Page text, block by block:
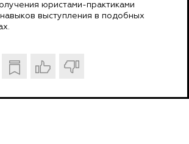
юристами-практиками
выступления в подобных